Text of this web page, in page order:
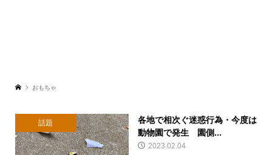
おもちゃ
話題
各地で相次ぐ迷惑行為・今度は
動物園で発生 園側...
2023.02.04